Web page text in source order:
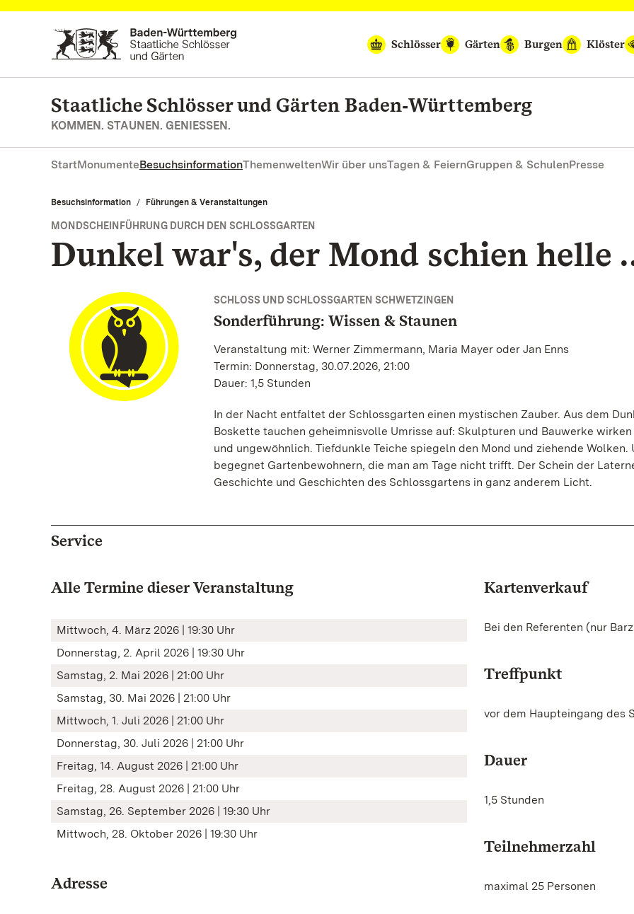
Zum Hauptinhalt springen
Schlösser
Gärten Burgen Klöster
Staatliche Schlösser und Gärten Baden‑Württemberg
KOMMEN. STAUNEN. GENIESSEN.
StartMonumenteBesuchsinformationThemenweltenWir über unsTagen & FeiernGruppen & SchulenPresse
Besuchsinformation Führungen & Veranstaltungen
MONDSCHEINFÜHRUNG DURCH DEN SCHLOSSGARTEN
Dunkel war's, der Mond schien helle
SCHLOSS UND SCHLOSSGARTEN SCHWETZINGEN
Sonderführung: Wissen & Staunen
Veranstaltung mit: Werner Zimmermann, Maria Mayer oder Jan Enns
Termin: Donnerstag, 30.07.2026, 21:00
Dauer: 1,5 Stunden
In der Nacht entfaltet der Schlossgarten einen mystischen Zauber. Aus dem
Boskette tauchen geheimnisvolle Umrisse auf: Skulpturen und Bauwerke
und ungewöhnlich. Tiefdunkle Teiche spiegeln den Mond und ziehende Wolken.
begegnet Gartenbewohnern, die man am Tage nicht trifft. Der Schein der
Geschichte und Geschichten des Schlossgartens in ganz anderem Licht.
Service
Alle Termine dieser Veranstaltung
Mittwoch, 4. März 2026 | 19:30 Uhr
Donnerstag, 2. April 2026 | 19:30 Uhr
Samstag, 2. Mai 2026 | 21:00 Uhr
Samstag, 30. Mai 2026 | 21:00 Uhr
Mittwoch, 1. Juli 2026 | 21:00 Uhr
Donnerstag, 30. Juli 2026 | 21:00 Uhr
Freitag, 14. August 2026 | 21:00 Uhr
Freitag, 28. August 2026 | 21:00 Uhr
Samstag, 26. September 2026 | 19:30 Uhr
Mittwoch, 28. Oktober 2026 | 19:30 Uhr
Adresse
Kartenverkauf
Bei den Referenten (nur
Treffpunkt
vor dem Haupteingang des
Dauer
1,5 Stunden
Teilnehmerzahl
maximal 25 Personen